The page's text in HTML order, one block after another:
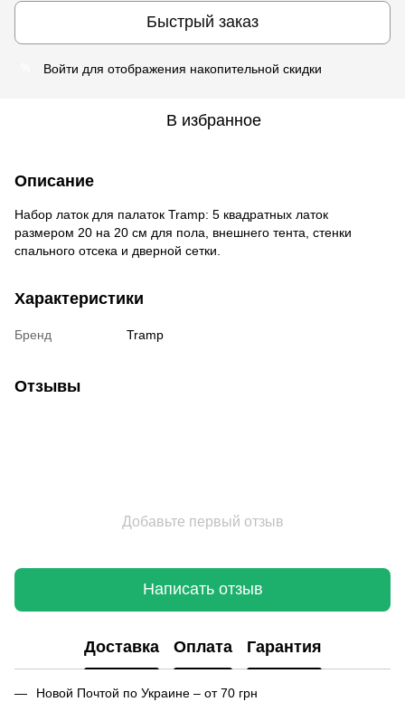
Быстрый заказ
Войти для отображения накопительной скидки
В избранное
Описание
Набор латок для палаток Tramp: 5 квадратных латок
размером 20 на 20 см для пола, внешнего тента, стенки
спального отсека и дверной сетки.
Характеристики
Бренд Tramp
Отзывы
Добавьте первый отзыв
Написать отзыв
Доставка Оплата Гарантия
Новой Почтой по Украине – от 70 грн